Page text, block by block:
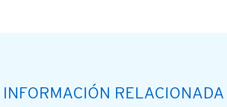
INFORMACIÓN RELACIONADA